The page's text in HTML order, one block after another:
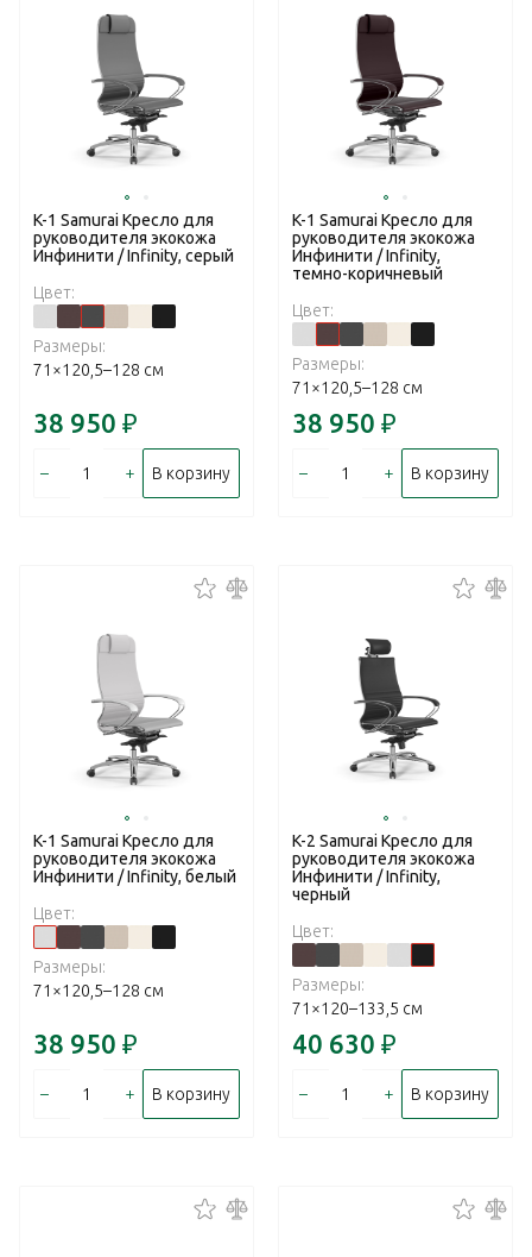
K-1 Samurai Кресло для
руководителя экокожа
Инфинити / Infinity, серый
Цвет:
Размеры:
71×120,5–128 см
38 950 ₽
– + В корзину
K-1 Samurai Кресло для
руководителя экокожа
Инфинити / Infinity,
темно-коричневый
Цвет:
Размеры:
71×120,5–128 см
38 950 ₽
– + В корзину
K-1 Samurai Кресло для
руководителя экокожа
Инфинити / Infinity, белый
Цвет:
Размеры:
71×120,5–128 см
38 950 ₽
– + В корзину
K-2 Samurai Кресло для
руководителя экокожа
Инфинити / Infinity,
черный
Цвет:
Размеры:
71×120–133,5 см
40 630 ₽
– + В корзину